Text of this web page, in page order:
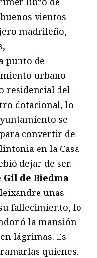
vientos
madrileño,
punto de
urbano
residencial del
dotacional, lo
se
convertir de
en la Casa
dejar de ser.
Gil de Biedma
unas
fallecimiento, lo
la mansión
lágrimas. Es
quienes,